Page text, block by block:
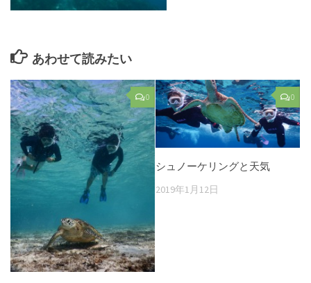
あわせて読みたい
0 0
シュノーケリングと天気
2019年1月12日